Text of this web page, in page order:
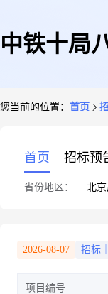
中铁十局
您当前的位置： 首页
首页 招标预
省份地区： 北京
2026-08-07 招标
项目编号